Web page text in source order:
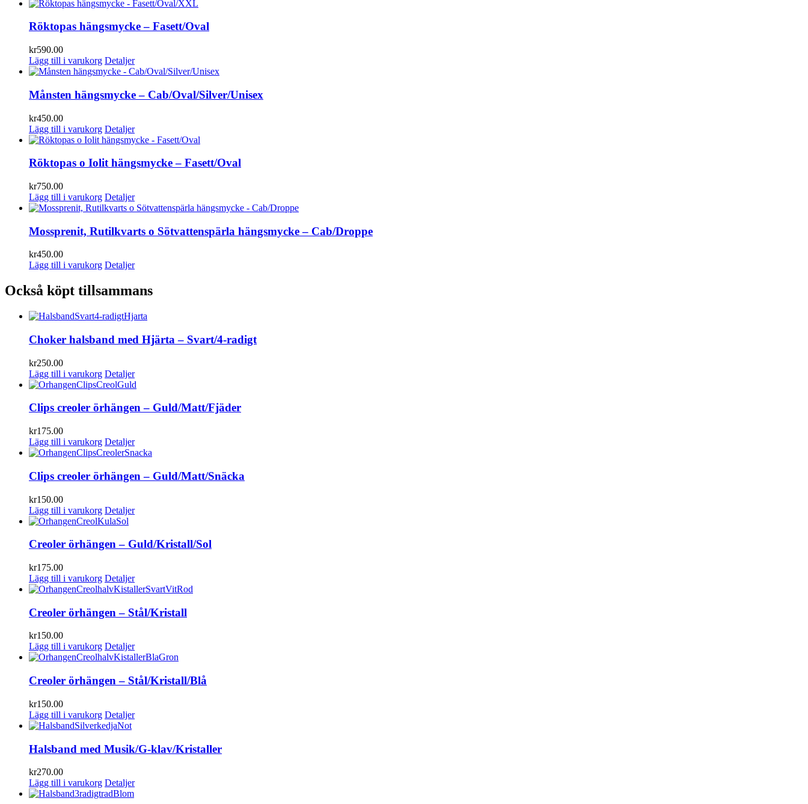
Röktopas hängsmycke – Fasett/Oval
kr590.00
Lägg till i varukorg Detaljer
Månsten hängsmycke – Cab/Oval/Silver/Unisex
kr450.00
Lägg till i varukorg Detaljer
Röktopas o Iolit hängsmycke – Fasett/Oval
kr750.00
Lägg till i varukorg Detaljer
Mossprenit, Rutilkvarts o Sötvattenspärla hängsmycke – Cab/Droppe
kr450.00
Lägg till i varukorg Detaljer
Också köpt tillsammans
Choker halsband med Hjärta – Svart/4-radigt
kr250.00
Lägg till i varukorg Detaljer
Clips creoler örhängen – Guld/Matt/Fjäder
kr175.00
Lägg till i varukorg Detaljer
Clips creoler örhängen – Guld/Matt/Snäcka
kr150.00
Lägg till i varukorg Detaljer
Creoler örhängen – Guld/Kristall/Sol
kr175.00
Lägg till i varukorg Detaljer
Creoler örhängen – Stål/Kristall
kr150.00
Lägg till i varukorg Detaljer
Creoler örhängen – Stål/Kristall/Blå
kr150.00
Lägg till i varukorg Detaljer
Halsband med Musik/G-klav/Kristaller
kr270.00
Lägg till i varukorg Detaljer